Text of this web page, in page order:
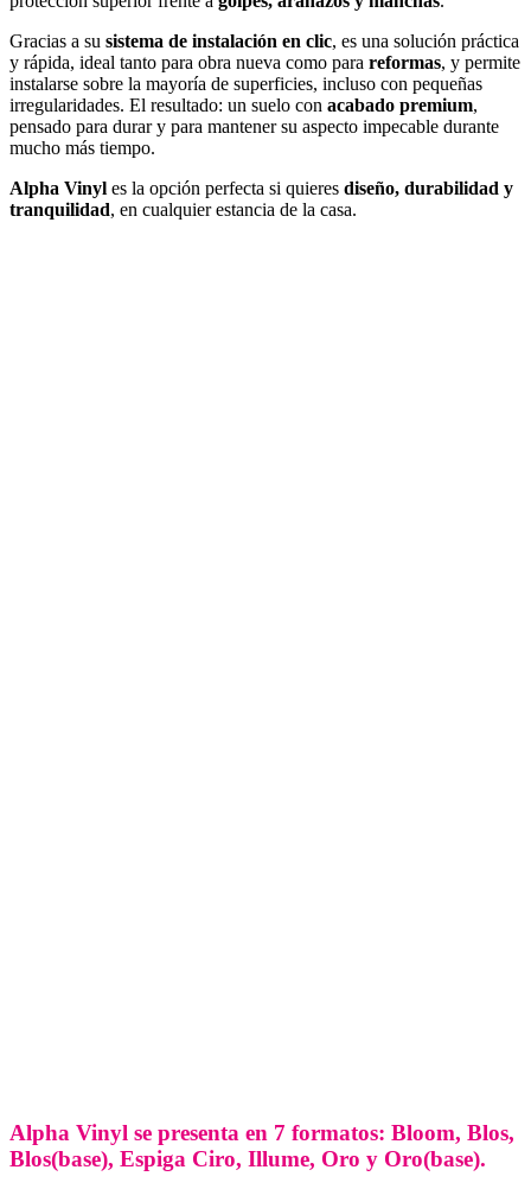
Gracias a su sistema de instalación en clic, es una solución práctica
y rápida, ideal tanto para obra nueva como para reformas, y permite
instalarse sobre la mayoría de superficies, incluso con pequeñas
irregularidades. El resultado: un suelo con acabado premium,
pensado para durar y para mantener su aspecto impecable durante
mucho más tiempo.
Alpha Vinyl es la opción perfecta si quieres diseño, durabilidad y
tranquilidad, en cualquier estancia de la casa.
Alpha Vinyl se presenta en 7 formatos: Bloom, Blos,
Blos(base), Espiga Ciro, Illume, Oro y Oro(base).